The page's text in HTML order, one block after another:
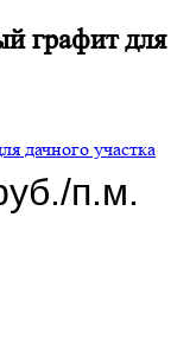
графит для
п.м.